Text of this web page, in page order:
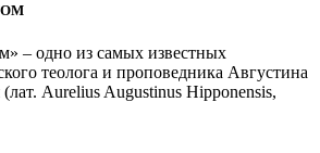
– одно из самых известных
теолога и проповедника Августина
Aurelius Augustinus Hipponensis,